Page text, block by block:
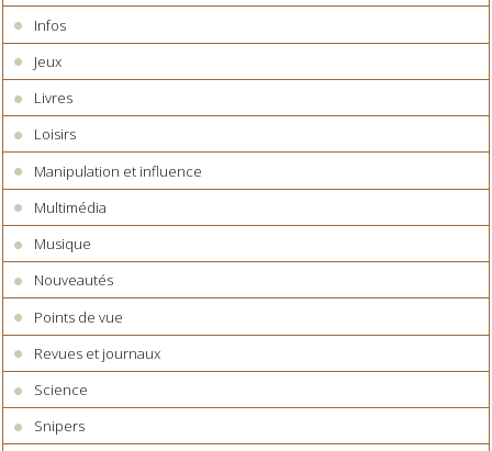
Infos
Jeux
Livres
Loisirs
Manipulation et influence
Multimédia
Musique
Nouveautés
Points de vue
Revues et journaux
Science
Snipers